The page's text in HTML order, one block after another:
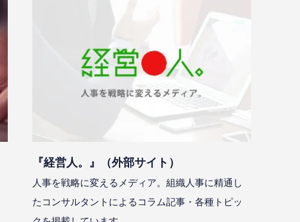
『経営人。』（外部サイト）
人事を戦略に変えるメディア。組織人事に精通し
たコンサルタントによるコラム記事・各種トピッ